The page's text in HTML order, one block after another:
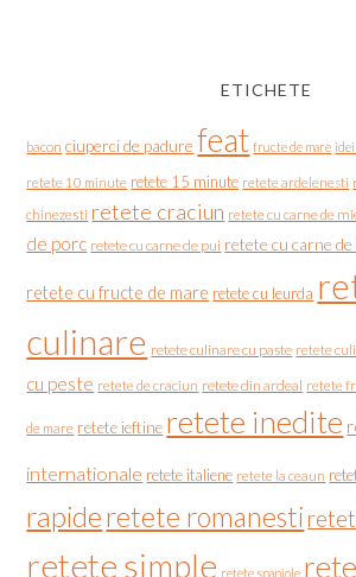
ETICHETE
bacon ciuperci de padure feat fructe de mare
retete 10 minute retete 15 minute retete ardelenesti
chinezesti retete craciun retete cu carne de
de porc retete cu carne de pui retete cu carne de
retete cu fructe de mare retete cu leurda
culinare retete culinare cu paste retete
cu peste retete de craciun retete din ardeal retete
de mare retete ieftine retete inedite
internationale retete italiene retete la ceaun
rapideretete romanesti
retete simple retete spaniole